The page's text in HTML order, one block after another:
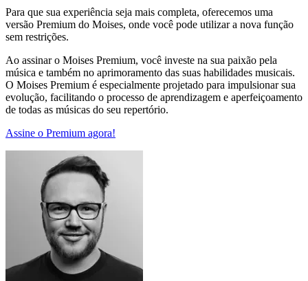
Para que sua experiência seja mais completa, oferecemos uma
versão Premium do Moises, onde você pode utilizar a nova função
sem restrições.
Ao assinar o Moises Premium, você investe na sua paixão pela
música e também no aprimoramento das suas habilidades musicais.
O Moises Premium é especialmente projetado para impulsionar sua
evolução, facilitando o processo de aprendizagem e aperfeiçoamento
de todas as músicas do seu repertório.
Assine o Premium agora!